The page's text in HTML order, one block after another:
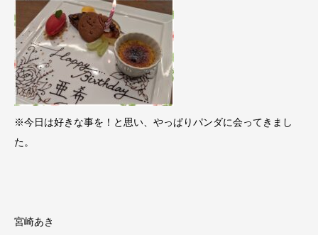
※今日は好きな事を！と思い、やっぱりパンダに会ってきまし
た。
宮崎あき